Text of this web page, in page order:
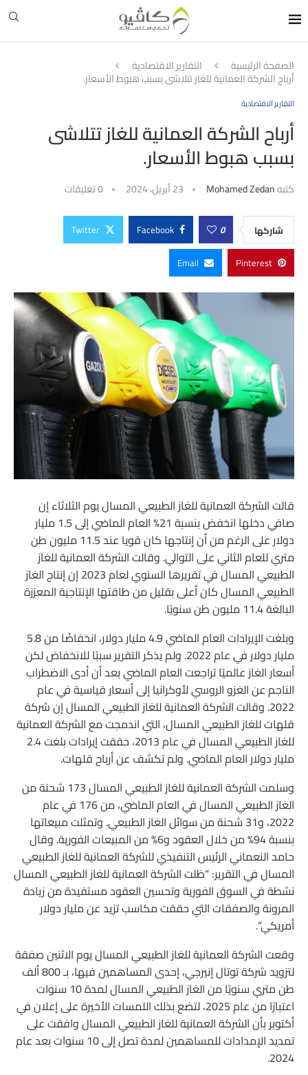
الصفحة الرئيسية التقارير الاقتصادية
أرباح الشركة العمانية للغاز تتلاشى بسبب هبوط الأسعار.
التقارير الاقتصادية
أرباح الشركة العمانية للغاز تتلاشى
بسبب هبوط الأسعار.
كتبهMohamed Zedan 23 أبريل، 2024 0 تعليقات
شاركها 0
Facebook
Twitter
Pinterest
Email
قالت الشركة العمانية للغاز الطبيعي المسال يوم الثلاثاء إن
صافي دخلها انخفض بنسبة 21% العام الماضي إلى 1.5 مليار
دولار على الرغم من أن إنتاجها كان قويا عند 11.5 مليون طن
متري للعام الثاني على التوالي. وقالت الشركة العمانية للغاز
الطبيعي المسال في تقريرها السنوي لعام 2023 إن إنتاج الغاز
الطبيعي المسال كان أعلى بقليل من طاقتها الإنتاجية المعززة
البالغة 11.4 مليون طن سنويًا.
وبلغت الإيرادات العام الماضي 4.9 مليار دولار، انخفاضًا من 5.8
مليار دولار في عام 2022. ولم يذكر التقرير سببًا للانخفاض لكن
أسعار الغاز عالميًا تراجعت العام الماضي بعد أن أدى الاضطراب
الناجم عن الغزو الروسي لأوكرانيا إلى أسعار قياسية في عام
2022. وقالت الشركة العمانية للغاز الطبيعي المسال إن شركة
قلهات للغاز الطبيعي المسال، التي اندمجت مع الشركة العمانية
للغاز الطبيعي المسال في عام 2013، حققت إيرادات بلغت 2.4
مليار دولار العام الماضي. ولم تكشف عن أرباح قلهات.
وسلمت الشركة العمانية للغاز الطبيعي المسال 173 شحنة من
الغاز الطبيعي المسال في العام الماضي، من 176 في عام
2022، و31 شحنة من سوائل الغاز الطبيعي. وتمثلت مبيعاتها
بنسبة 94% من خلال العقود و6% من المبيعات الفورية. وقال
حامد النعماني الرئيس التنفيذي للشركة العمانية للغاز الطبيعي
المسال في التقرير: “ظلت الشركة العمانية للغاز الطبيعي المسال
نشطة في السوق الفورية وتحسين العقود مستفيدة من زيادة
المرونة والصفقات التي حققت مكاسب تزيد عن مليار دولار
أمريكي”.
وقعت الشركة العمانية للغاز الطبيعي المسال يوم الاثنين صفقة
لتزويد شركة توتال إنيرجي، إحدى المساهمين فيها، بـ 800 ألف
طن متري سنويًا من الغاز الطبيعي المسال لمدة 10 سنوات
اعتبارًا من عام 2025، لتضع بذلك اللمسات الأخيرة على إعلان في
أكتوبر بأن الشركة العمانية للغاز الطبيعي المسال وافقت على
تمديد الإمدادات للمساهمين لمدة تصل إلى 10 سنوات بعد عام
2024.